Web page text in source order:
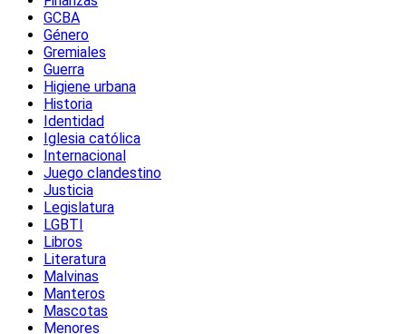
GCBA
Género
Gremiales
Guerra
Higiene urbana
Historia
Identidad
Iglesia católica
Internacional
Juego clandestino
Justicia
Legislatura
LGBTI
Libros
Literatura
Malvinas
Manteros
Mascotas
Menores